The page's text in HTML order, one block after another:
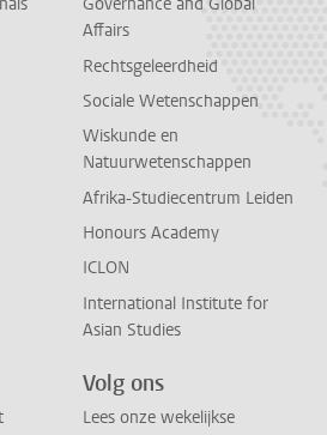
Governance and Global
Affairs
Rechtsgeleerdheid
Sociale Wetenschappen
Wiskunde en
Natuurwetenschappen
Afrika-Studiecentrum Leiden
Honours Academy
ICLON
International Institute for
Asian Studies
Volg ons
Lees onze wekelijkse